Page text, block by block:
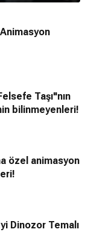
Animasyon
Taşı"nın
bilinmeyenleri!
özel animasyon
Dinozor Temalı